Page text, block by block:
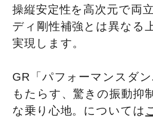
操縦安定性を高次元で両
ディ剛性補強とは異なる
実現します。
GR「パフォーマンスダ
もたらす、驚きの振動抑
な乗り心地。については